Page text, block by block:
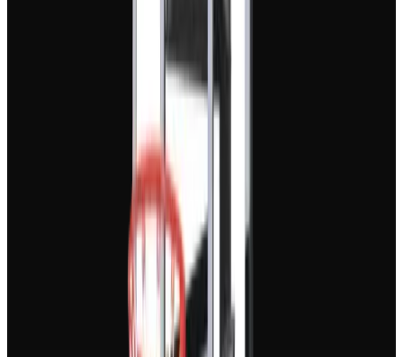
(typographie cinétique) et des effets visuels dynamiques
pour les réseaux sociaux, sans aucune compétence
technique en motion design.
Comment créer une vidéo de motion design avec cet outil ?
C'est très simple ! Entrez simplement un prompt
décrivant l'animation souhaitée (par exemple : 'texte
futuriste qui explose en particules colorées'). Notre IA
analyse votre demande et génère une vidéo motion
graphics unique. Vous n'avez pas besoin de gérer des
images clés ou des logiciels compliqués ; l'IA s'occupe
de tout l'aspect technique de l'animation.
Quel type de contenu puis-je créer avec le générateur Motion